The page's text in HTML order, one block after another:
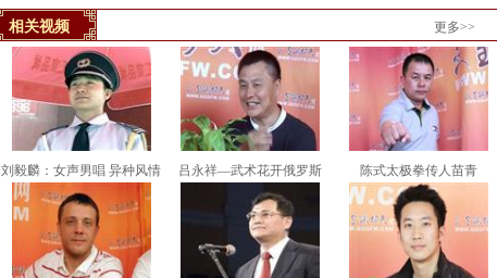
相关视频 更多>>
刘毅麟：女声男唱 异种风情 吕永祥—武术花开俄罗斯 陈式太极拳传人苗青